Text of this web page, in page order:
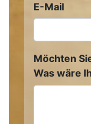
E-Mail
Möchten
Was wäre